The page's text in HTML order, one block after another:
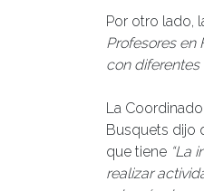
Por otro lado,
Profesores en
con
La
Busquets dijo
que tiene “La
realizar